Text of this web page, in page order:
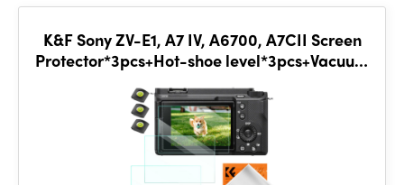
K&F Sony ZV-E1, A7 IV, A6700, A7CII Screen
Protector*3pcs+Hot-shoe level*3pcs+Vacuum